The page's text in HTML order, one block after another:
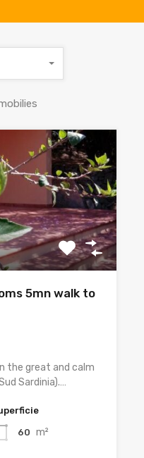
5mn walk to
the great and calm
Sardinia).…
60 m²